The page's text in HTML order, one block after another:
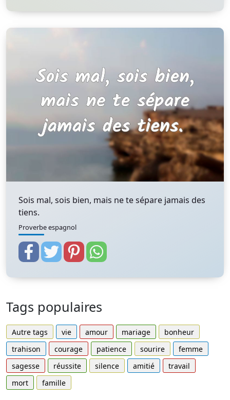
Sois mal, sois bien, mais ne te sépare jamais des
tiens.
Proverbe espagnol
Tags populaires
Autre tags vie amour mariage
bonheur
trahison
courage patience sourire
femme
sagesse
réussite silence amitié
travail
mort
famille